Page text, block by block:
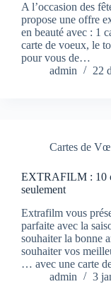
A l’occasion des
propose une offre
en beauté avec : 1
carte de voeux, le
pour vous de…
admin
22
Cartes de
EXTRAFILM : 10
seulement
Extrafilm vous
parfaite avec la
souhaiter la bonne
souhaiter vos
… avec une carte
admin
3